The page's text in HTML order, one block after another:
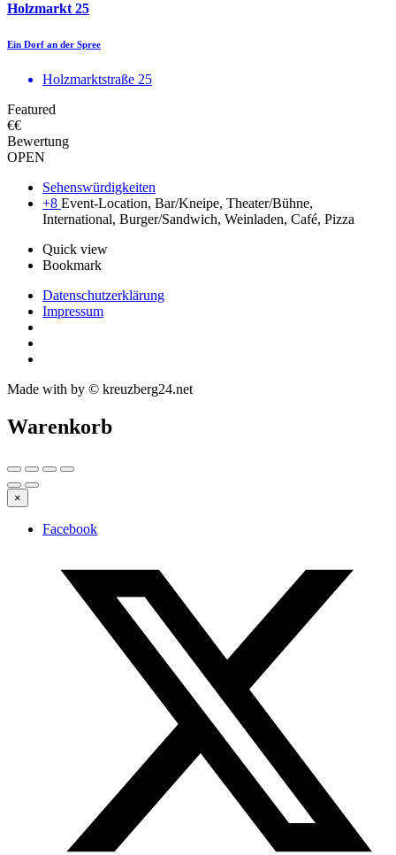
Holzmarkt 25
Ein Dorf an der Spree
Holzmarktstraße 25
Featured
€€
Bewertung
OPEN
Sehenswürdigkeiten
+8 Event-Location, Bar/Kneipe, Theater/Bühne,
International, Burger/Sandwich, Weinladen, Café, Pizza
Quick view
Bookmark
Datenschutzerklärung
Impressum
Made with by © kreuzberg24.net
Warenkorb
×
Facebook